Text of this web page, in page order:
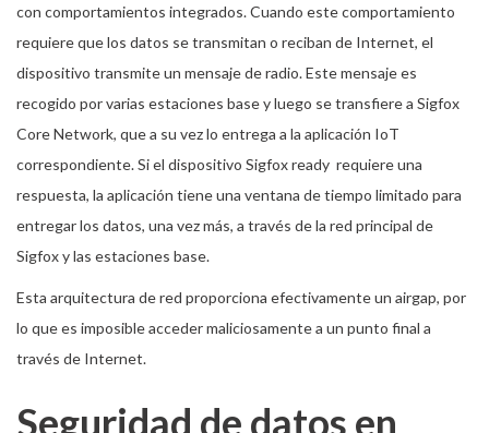
con comportamientos integrados. Cuando este comportamiento
requiere que los datos se transmitan o reciban de Internet, el
dispositivo transmite un mensaje de radio. Este mensaje es
recogido por varias estaciones base y luego se transfiere a Sigfox
Core Network, que a su vez lo entrega a la aplicación IoT
correspondiente. Si el dispositivo Sigfox ready requiere una
respuesta, la aplicación tiene una ventana de tiempo limitado para
entregar los datos, una vez más, a través de la red principal de
Sigfox y las estaciones base.
Esta arquitectura de red proporciona efectivamente un airgap, por
lo que es imposible acceder maliciosamente a un punto final a
través de Internet.
Seguridad de datos en